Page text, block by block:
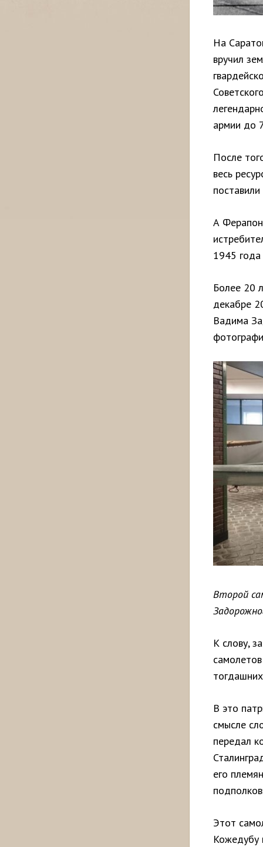
На
вручил
армии до
После
весь
А
1945 года
Более 20
декабре
Вадима
Второй
К слову,
В это
смысле
передал
его
Этот
Кожедубу